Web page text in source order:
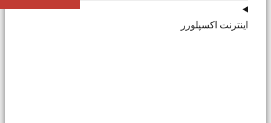
اینترنت اکسپلورر